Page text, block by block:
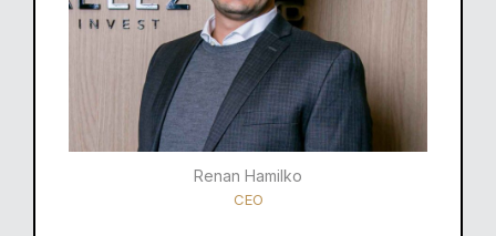
Renan Hamilko​
CEO